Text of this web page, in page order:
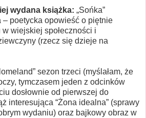
wydana książka: „Sońka”
– poetycka opowieść o piętnie
wiejskiej społeczności i
(rzecz się dzieje na
sezon trzeci (myślałam, że
tymczasem jeden z odcinków
dosłownie od pierwszej do
interesująca “Żona idealna” (sprawy
wydaniu) oraz bajkowy obraz w